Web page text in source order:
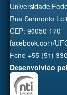
Universidade
Rua Sarmento
CEP: 90050-170
facebook.com/
Fone +55 (51)
Desenvolvido